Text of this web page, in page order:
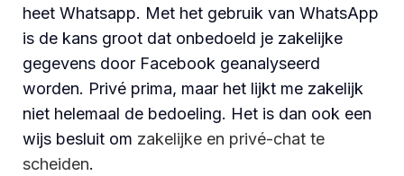
heet Whatsapp. Met het gebruik van WhatsApp
is de kans groot dat onbedoeld je zakelijke
gegevens door Facebook geanalyseerd
worden. Privé prima, maar het lijkt me zakelijk
niet helemaal de bedoeling. Het is dan ook een
wijs besluit om zakelijke en privé-chat te
scheiden.